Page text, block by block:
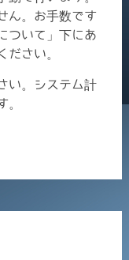
ん。お手数です
ついて」下にあ
ださい。
い。システム計
。